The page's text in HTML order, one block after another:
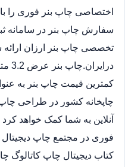
اختصاصی چاپ بنر فوری را
سفارش چاپ بنر در سامانه
تخصصی چاپ بنر ارزان ارائه
کمترین قیمت چاپ بنر به
چاپخانه کشور در طراحی
آنلاین به شما کمک خواهد
فوری در مجتمع چاپ
کتاب دیجیتال چاپ کاتالوگ